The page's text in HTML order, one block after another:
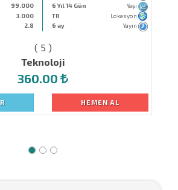
99.000
3.000
2.8
6 Yıl 14 Gün
Yaşı
TR
Lokasyon
6 ay
Yayın
( 5 )
Teknoloji
360.00
HEMEN AL